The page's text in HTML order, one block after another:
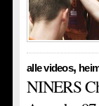
alle videos,
NINERS